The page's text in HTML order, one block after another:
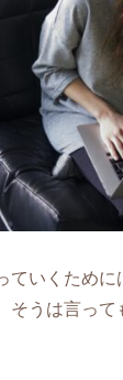
ていくために
そうは言って